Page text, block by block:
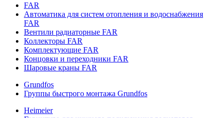
FAR
Автоматика для систем отопления и водоснабжения
FAR
Вентили радиаторные FAR
Коллекторы FAR
Комплектующие FAR
Концовки и переходники FAR
Шаровые краны FAR
Grundfos
Группы быстрого монтажа Grundfos
Heimeier